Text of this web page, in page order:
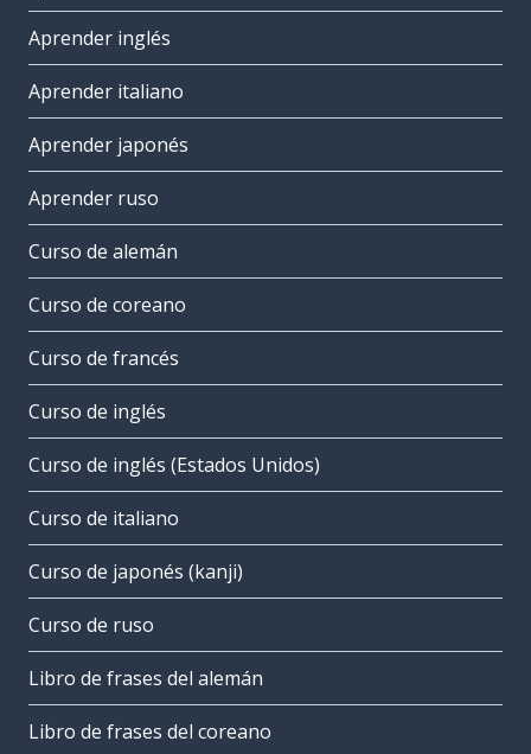
Aprender inglés
Aprender italiano
Aprender japonés
Aprender ruso
Curso de alemán
Curso de coreano
Curso de francés
Curso de inglés
Curso de inglés (Estados Unidos)
Curso de italiano
Curso de japonés (kanji)
Curso de ruso
Libro de frases del alemán
Libro de frases del coreano